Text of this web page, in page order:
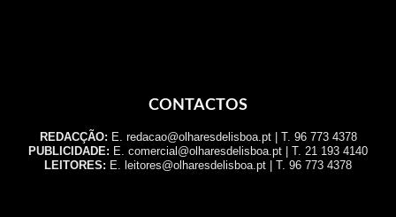
CONTACTOS
REDACÇÃO: E. redacao@olharesdelisboa.pt | T. 96 773 4378
PUBLICIDADE: E. comercial@olharesdelisboa.pt | T. 21 193 4140
LEITORES: E. leitores@olharesdelisboa.pt | T. 96 773 4378